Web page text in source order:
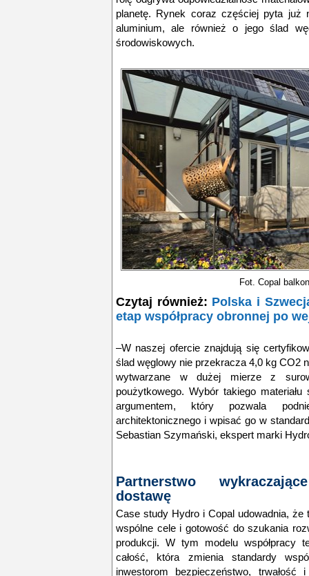
planetę. Rynek coraz częściej pyta już
aluminium, ale również o jego ślad
środowiskowych.
Fot. Copal
Czytaj również: Polska i
etap współpracy obronnej po
–W naszej ofercie znajdują się
ślad węglowy nie przekracza 4,0 kg CO2
wytwarzane w dużej mierze z
poużytkowego. Wybór takiego
argumentem, który pozwala
architektonicznego i wpisać go w
Sebastian Szymański, ekspert marki
Partnerstwo
dostawę
Case study Hydro i Copal udowadnia, że
wspólne cele i gotowość do szukania
produkcji. W tym modelu współpracy
całość, która zmienia standardy
inwestorom bezpieczeństwo,